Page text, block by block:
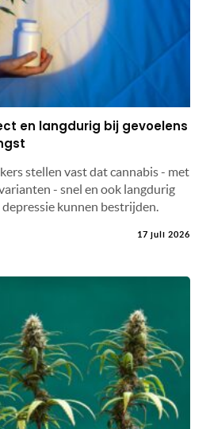
en langdurig bij gevoelens
stellen vast dat cannabis - met
- snel en ook langdurig
depressie kunnen bestrijden.
17 juli 2026